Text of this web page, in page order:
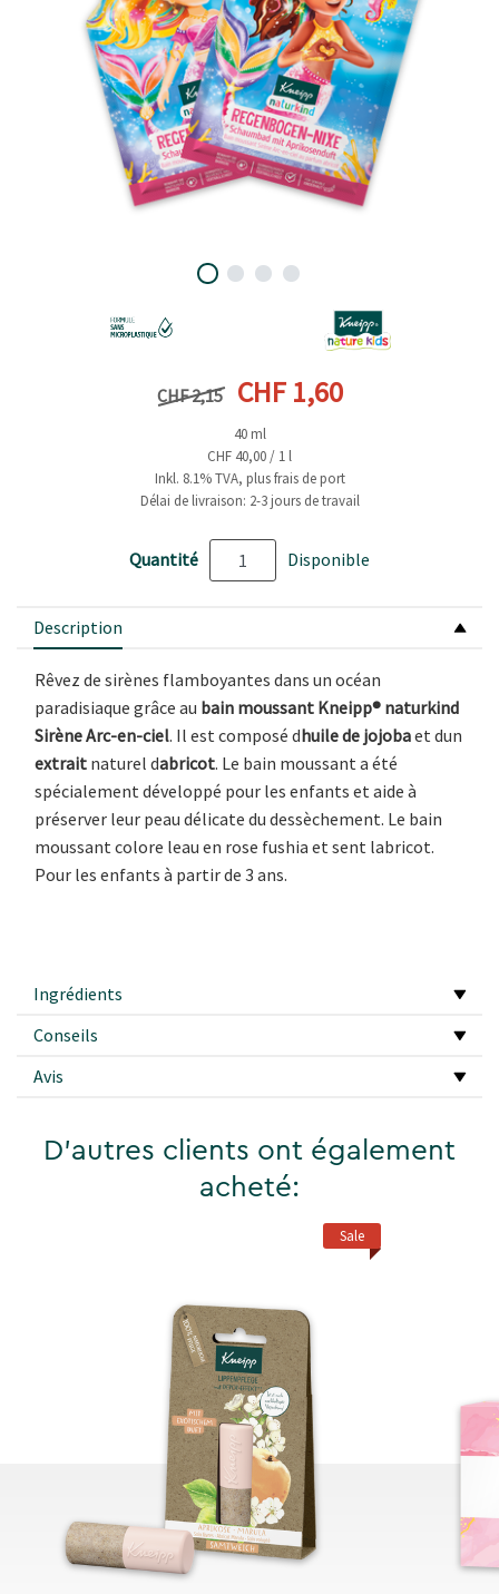
Prix précédent
CHF 2,15 Prix actuel
CHF 1,60
40 ml
CHF 40,00 / 1 l
Inkl. 8.1% TVA, plus frais de port
Délai de livraison: 2-3 jours de travail
Quantité Disponible
Description
Rêvez de sirènes flamboyantes dans un océan
paradisiaque grâce au bain moussant Kneipp® naturkind
Sirène Arc-en-ciel. Il est composé dhuile de jojobaet dun
extrait naturel dabricot. Le bain moussant a été
spécialement développé pour les enfants et aide à
préserver leur peau délicate du dessèchement. Le bain
moussant colore leau en rose fushia et sent labricot.
Pour les enfants à partir de 3 ans.
Ingrédients
Conseils
Avis
D'autres clients ont également
acheté:
Sale